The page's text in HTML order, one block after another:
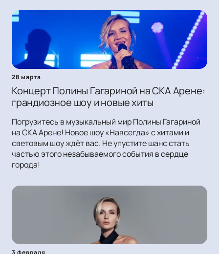
28 марта
Концерт Полины Гагариной на СКА Арене:
грандиозное шоу и новые хиты
Погрузитесь в музыкальный мир Полины Гагариной
на СКА Арене! Новое шоу «Навсегда» с хитами и
световым шоу ждёт вас. Не упустите шанс стать
частью этого незабываемого события в сердце
города!